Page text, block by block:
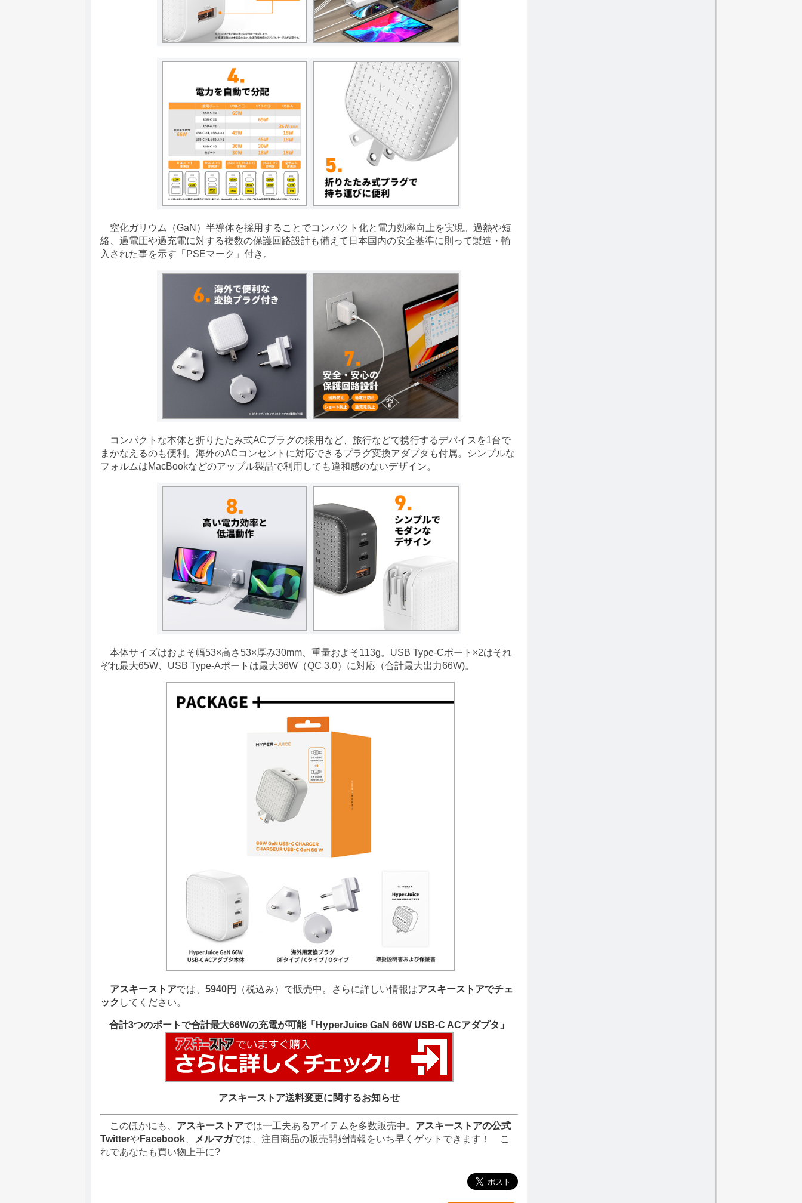
窒化ガリウム（GaN）半導体を採用することでコンパクト化と電力効率向上を実現。過熱や短
絡、過電圧や過充電に対する複数の保護回路設計も備えて日本国内の安全基準に則って製造・輸
入された事を示す「PSEマーク」付き。
コンパクトな本体と折りたたみ式ACプラグの採用など、旅行などで携行するデバイスを1台で
まかなえるのも便利。海外のACコンセントに対応できるプラグ変換アダプタも付属。シンプルな
フォルムはMacBookなどのアップル製品で利用しても違和感のないデザイン。
本体サイズはおよそ幅53×高さ53×厚み30mm、重量およそ113g。USB Type-Cポート×2はそれ
ぞれ最大65W、USB Type-Aポートは最大36W（QC 3.0）に対応（合計最大出力66W)。
アスキーストアでは、 5940円 （税込み）で販売中。さらに詳しい情報はアスキーストアでチェ
ック してください。
合計3つのポートで合計最大66Wの充電が可能「HyperJuice GaN 66W USB-C ACアダプタ」
アスキーストア送料変更に関するお知らせ
このほかにも、 アスキーストアでは一工夫あるアイテムを多数販売中。 アスキーストアの公式
TwitterやFacebook メルマガでは、注目商品の販売開始情報をいち早くゲットできます！ こ
れであなたも買い物上手に?